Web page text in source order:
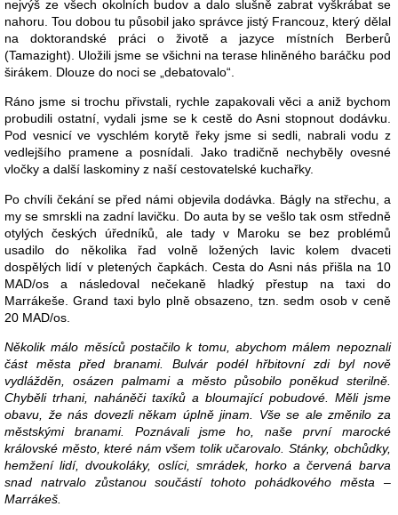
nejvýš ze všech okolních budov a dalo slušně zabrat vyškrábat se
nahoru. Tou dobou tu působil jako správce jistý Francouz, který dělal
na doktorandské práci o životě a jazyce místních Berberů
(Tamazight). Uložili jsme se všichni na terase hliněného baráčku pod
širákem. Dlouze do noci se „debatovalo“.
Ráno jsme si trochu přivstali, rychle zapakovali věci a aniž bychom
probudili ostatní, vydali jsme se k cestě do Asni stopnout dodávku.
Pod vesnicí ve vyschlém korytě řeky jsme si sedli, nabrali vodu z
vedlejšího pramene a posnídali. Jako tradičně nechyběly ovesné
vločky a další laskominy z naší cestovatelské kuchařky.
Po chvíli čekání se před námi objevila dodávka. Bágly na střechu, a
my se smrskli na zadní lavičku. Do auta by se vešlo tak osm středně
otylých českých úředníků, ale tady v Maroku se bez problémů
usadilo do několika řad volně ložených lavic kolem dvaceti
dospělých lidí v pletených čapkách. Cesta do Asni nás přišla na 10
MAD/os a následoval nečekaně hladký přestup na taxi do
Marrákeše. Grand taxi bylo plně obsazeno, tzn. sedm osob v ceně
20 MAD/os.
Několik málo měsíců postačilo k tomu, abychom málem nepoznali
část města před branami. Bulvár podél hřbitovní zdi byl nově
vydlážděn, osázen palmami a město působilo poněkud sterilně.
Chyběli trhani, naháněči taxíků a bloumající pobudové. Měli jsme
obavu, že nás dovezli někam úplně jinam. Vše se ale změnilo za
městskými branami. Poznávali jsme ho, naše první marocké
královské město, které nám všem tolik učarovalo. Stánky, obchůdky,
hemžení lidí, dvoukoláky, oslíci, smrádek, horko a červená barva
snad natrvalo zůstanou součástí tohoto pohádkového města –
Marrákeš.